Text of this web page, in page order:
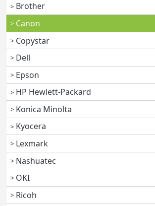
Brother
Canon
Copystar
Dell
Epson
HP Hewlett-Packard
Konica Minolta
Kyocera
Lexmark
Nashuatec
OKI
Ricoh